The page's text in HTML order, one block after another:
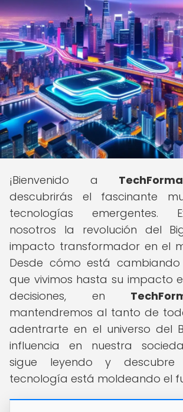
¡Bienvenido a
descubrirás el fascinante
tecnologías emergentes.
nosotros la revolución del
impacto transformador en el
Desde cómo está
que vivimos hasta su impacto
decisiones, en
mantendremos al tanto de
adentrarte en el universo del
influencia en nuestra
sigue leyendo y
tecnología está moldeando el